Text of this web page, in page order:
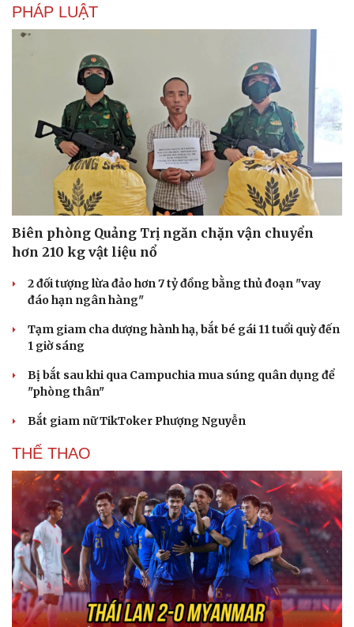
PHÁP LUẬT
Biên phòng Quảng Trị ngăn chặn vận chuyển
hơn 210 kg vật liệu nổ
2 đối tượng lừa đảo hơn 7 tỷ đồng bằng thủ đoạn "vay
đáo hạn ngân hàng"
Tạm giam cha dượng hành hạ, bắt bé gái 11 tuổi quỳ đến
1 giờ sáng
Bị bắt sau khi qua Campuchia mua súng quân dụng để
"phòng thân"
Bắt giam nữ TikToker Phượng Nguyễn
THỂ THAO